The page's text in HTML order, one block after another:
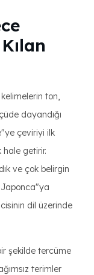
ton,
dayandığı
çeviriyi ilk
hale getirir.
ve çok belirgin
Japonca"ya
dil üzerinde
şekilde tercüme
terimler